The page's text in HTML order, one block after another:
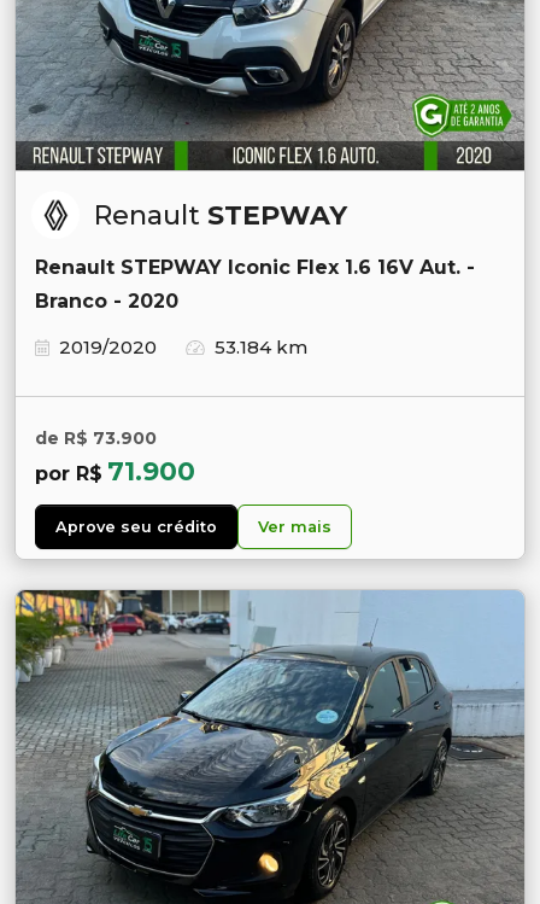
Renault STEPWAY
Renault STEPWAY Iconic Flex 1.6 16V Aut. -
Branco - 2020
2019/2020
53.184 km
de R$ 73.900
por R$ 71.900
Aprove seu crédito Ver mais